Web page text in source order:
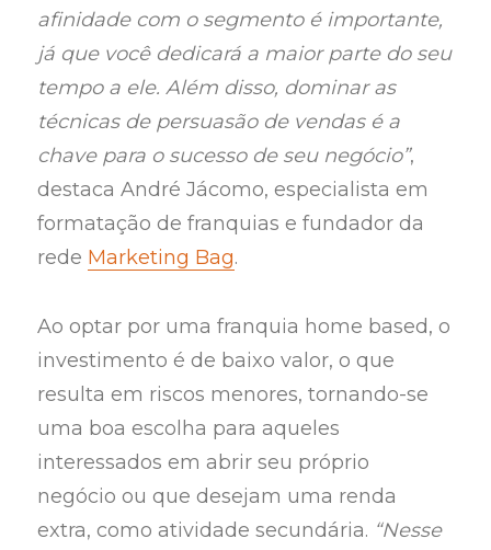
afinidade com o segmento é importante,
já que você dedicará a maior parte do seu
tempo a ele. Além disso, dominar as
técnicas de persuasão de vendas é a
chave para o sucesso de seu negócio”,
destaca André Jácomo, especialista em
formatação de franquias e fundador da
rede Marketing Bag.
Ao optar por uma franquia home based, o
investimento é de baixo valor, o que
resulta em riscos menores, tornando-se
uma boa escolha para aqueles
interessados em abrir seu próprio
negócio ou que desejam uma renda
extra, como atividade secundária. “Nesse